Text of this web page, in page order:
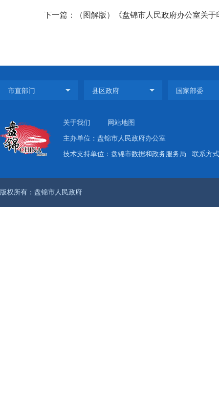
下一篇：（图解版）《盘锦市人民政府办公室关
关于我们 网站地图
主办单位：盘锦市人民政府办公室
技术支持单位：盘锦市数据和政务服务局 联系方
版权所有：盘锦市人民政府